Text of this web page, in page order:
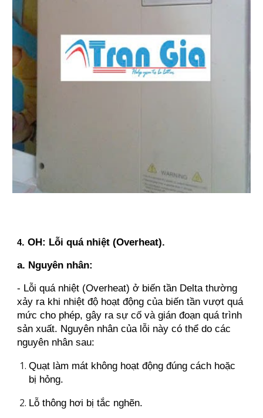
4. OH: Lỗi quá nhiệt (Overheat).
a. Nguyên nhân:
- Lỗi quá nhiệt (Overheat) ở biến tần Delta thường
xảy ra khi nhiệt độ hoạt động của biến tần vượt quá
mức cho phép, gây ra sự cố và gián đoạn quá trình
sản xuất. Nguyên nhân của lỗi này có thể do các
nguyên nhân sau:
Quạt làm mát không hoạt động đúng cách hoặc
bị hỏng.
Lỗ thông hơi bị tắc nghẽn.